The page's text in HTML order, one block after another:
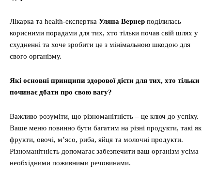
Лікарка та health-експертка Уляна Вернер поділилась
корисними порадами для тих, хто тільки почав свій шлях у
схудненні та хоче зробити це з мінімальною шкодою для
свого організму.
Які основні принципи здорової дієти для тих, хто тільки
починає дбати про свою вагу?
Важливо розуміти, що різноманітність – це ключ до успіху.
Ваше меню повинно бути багатим на різні продукти, такі як
фрукти, овочі, м’ясо, риба, яйця та молочні продукти.
Різноманітність допомагає забезпечити ваш організм усіма
необхідними поживними речовинами.